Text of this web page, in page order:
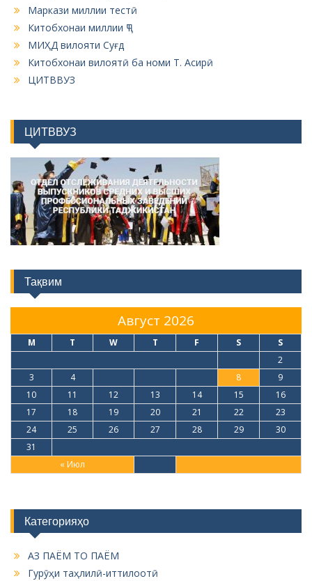
Маркази миллии тестӣ
Китобхонаи миллии ҶТ
МИҲД вилояти Суғд
Китобхонаи вилоятӣ ба номи Т. Асирӣ
ЦИТВВУЗ
ЦИТВВУЗ
Тақвим
Август 2026
M T W T F S S
« Июл
2
3
4 8
9
10
11 12 13 14 15
16
17
18 19 20 21 22
23
24
25 26 27 28 29
30
31
Категорияҳо
АЗ ПАЁМ ТО ПАЁМ
Гурӯҳи таҳлилӣ-иттилоотӣ